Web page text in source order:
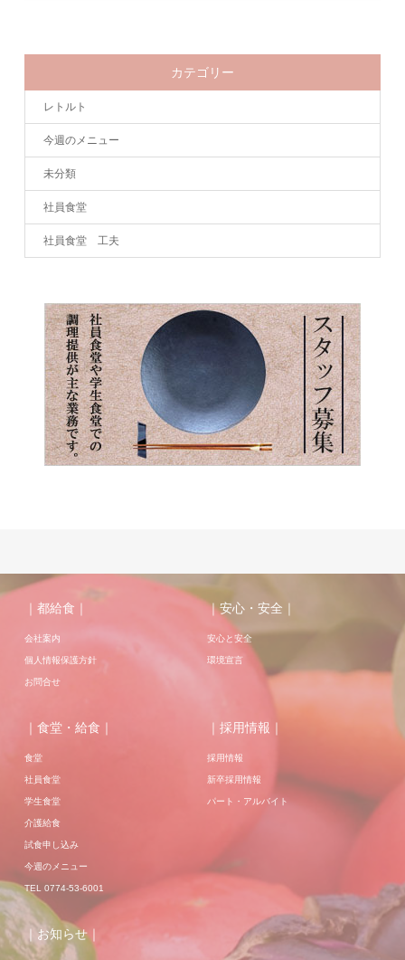
カテゴリー
レトルト
今週のメニュー
未分類
社員食堂
社員食堂 工夫
｜都給食｜
会社案内
個人情報保護方針
お問合せ
｜安心・安全｜
安心と安全
環境宣言
｜食堂・給食｜
食堂
社員食堂
学生食堂
介護給食
試食申し込み
今週のメニュー
TEL 0774-53-6001
｜採用情報｜
採用情報
新卒採用情報
パート・アルバイト
｜お知らせ｜